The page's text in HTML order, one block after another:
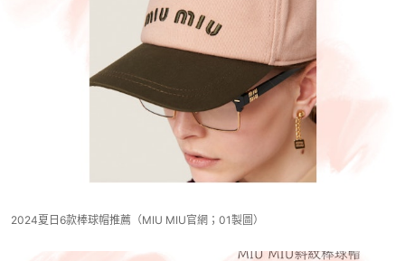
2024夏日6款棒球帽推薦（MIU MIU官網；01製圖）